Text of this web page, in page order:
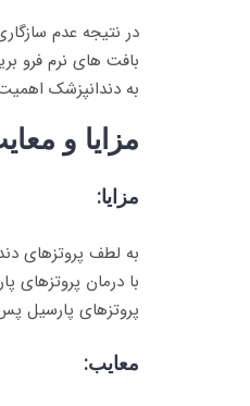
در نتیجه عدم
بافت های نرم فرو
به دندانپزشک
مزایا و
مزایا:
به لطف پروتزهای
با درمان
پروتزهای پارسیل
معایب: